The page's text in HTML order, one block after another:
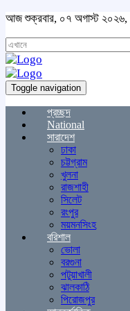
আজ শুক্রবার, ০৭ অগাস্ট ২০২৬,
Toggle navigation
প্রচ্ছদ
National
সারাদেশ
ঢাকা
চট্টগ্রাম
খুলনা
রাজশাহী
সিলেট
রংপুর
ময়মনসিংহ
বরিশাল
ভোলা
বরগুনা
পটুয়াখালী
ঝালকাঠি
পিরোজপুর